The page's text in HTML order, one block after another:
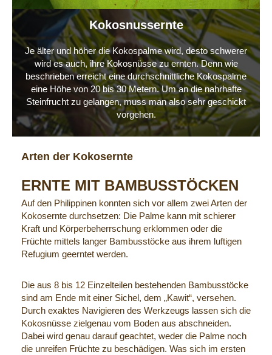
Kokosnussernte
Je älter und höher die Kokospalme wird, desto schwerer
wird es auch, ihre Kokosnüsse zu ernten. Denn wie
beschrieben erreicht eine durchschnittliche Kokospalme
eine Höhe von 20 bis 30 Metern. Um an die nahrhafte
Steinfrucht zu gelangen, muss man also sehr geschickt
vorgehen.
Arten der Kokosernte
ERNTE MIT BAMBUSSTÖCKEN
Auf den Philippinen konnten sich vor allem zwei Arten der
Kokosernte durchsetzen: Die Palme kann mit schierer
Kraft und Körperbeherrschung erklommen oder die
Früchte mittels langer Bambusstöcke aus ihrem luftigen
Refugium geerntet werden.
Die aus 8 bis 12 Einzelteilen bestehenden Bambusstöcke
sind am Ende mit einer Sichel, dem „Kawit“, versehen.
Durch exaktes Navigieren des Werkzeugs lassen sich die
Kokosnüsse zielgenau vom Boden aus abschneiden.
Dabei wird genau darauf geachtet, weder die Palme noch
die unreifen Früchte zu beschädigen. Was sich im ersten